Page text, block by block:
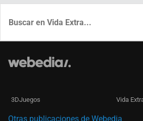
3DJuegos Vida
Otras publicaciones de Webedia